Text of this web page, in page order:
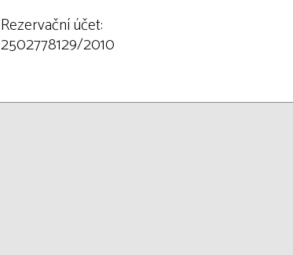
Rezervační účet:
2502778129/2010